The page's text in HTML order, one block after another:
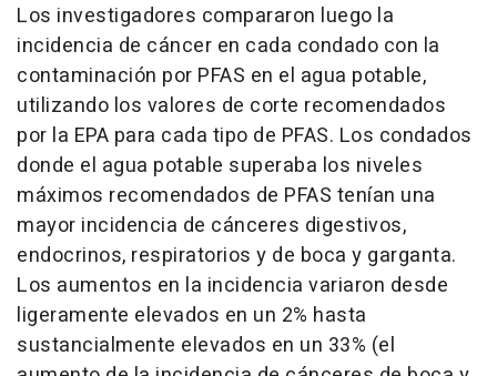
Los investigadores compararon luego la
incidencia de cáncer en cada condado con la
contaminación por PFAS en el agua potable,
utilizando los valores de corte recomendados
por la EPA para cada tipo de PFAS. Los condados
donde el agua potable superaba los niveles
máximos recomendados de PFAS tenían una
mayor incidencia de cánceres digestivos,
endocrinos, respiratorios y de boca y garganta.
Los aumentos en la incidencia variaron desde
ligeramente elevados en un 2% hasta
sustancialmente elevados en un 33% (el